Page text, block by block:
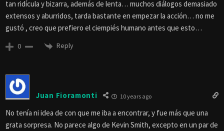
tan ridícula y bizarra, además de lenta… muchos diálogos demasiado
extensos y aburridos, tarda bastante en empezar la acción… no me
gustó , creo que prefiero el ciempiés humano antes que esto…
0 Reply
Juan Fioramonti 10 years ago
No tenía ni idea de con que me iba a encontrar, y fue más que una
grata sorpresa. No parece algo de Kevin Smith, excepto en un par de